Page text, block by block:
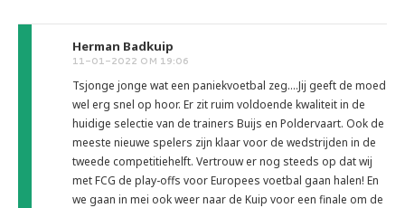
Herman Badkuip
11-01-2022 OM 19:06
Tsjonge jonge wat een paniekvoetbal zeg....Jij geeft de moed
wel erg snel op hoor. Er zit ruim voldoende kwaliteit in de
huidige selectie van de trainers Buijs en Poldervaart. Ook de
meeste nieuwe spelers zijn klaar voor de wedstrijden in de
tweede competitiehelft. Vertrouw er nog steeds op dat wij
met FCG de play-offs voor Europees voetbal gaan halen! En
we gaan in mei ook weer naar de Kuip voor een finale om de